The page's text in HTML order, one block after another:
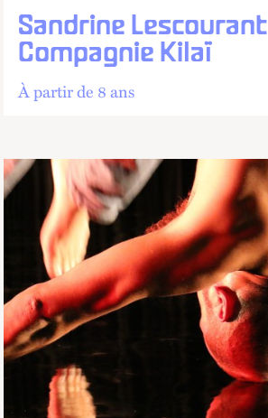
Sandrine Lescourant
Compagnie Kilaï
À partir de 8 ans